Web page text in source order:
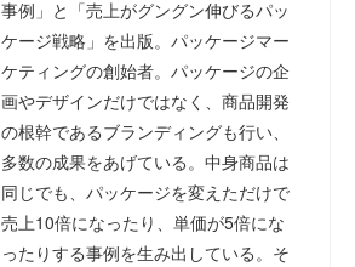
事例」と「売上がグングン伸びるパッ
ケージ戦略」を出版。パッケージマー
ケティングの創始者。パッケージの企
画やデザインだけではなく、商品開発
の根幹であるブランディングも行い、
多数の成果をあげている。中身商品は
同じでも、パッケージを変えただけで
売上10倍になったり、単価が5倍にな
ったりする事例を生み出している。そ